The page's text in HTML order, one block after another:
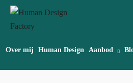
Over mij Human Design Aanbod